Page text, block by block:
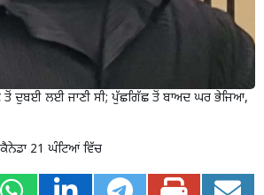
ਤੋਂ ਦੁਬਈ ਲਈ ਜਾਣੀ ਸੀ; ਪੁੱਛਗਿੱਛ ਤੋਂ ਬਾਅਦ ਘਰ ਭੇਜਿਆ,
ਕੈਨੇਡਾ 21 ਘੰਟਿਆਂ ਵਿੱਚ